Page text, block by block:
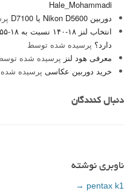
Hale_Mohammadi
دوربین Nikon D5600 یا D7100
دارد؟ پرسیده شده توسط
معرفی هود لنز پرسیده شده
خرید دوربین عکاسی پرسیده
دنبال کنندگان
ناوبری نوشته
pentax k1
→